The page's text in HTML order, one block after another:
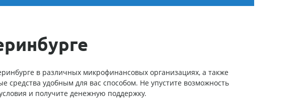
в различных микрофинансовых организациях, а также
удобным для вас способом. Не упустите возможность
и получите денежную поддержку.